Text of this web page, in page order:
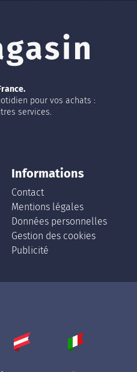
pour vos achats :
services.
Informations
Contact
Mentions légales
Données personnelles
Gestion des cookies
Publicité